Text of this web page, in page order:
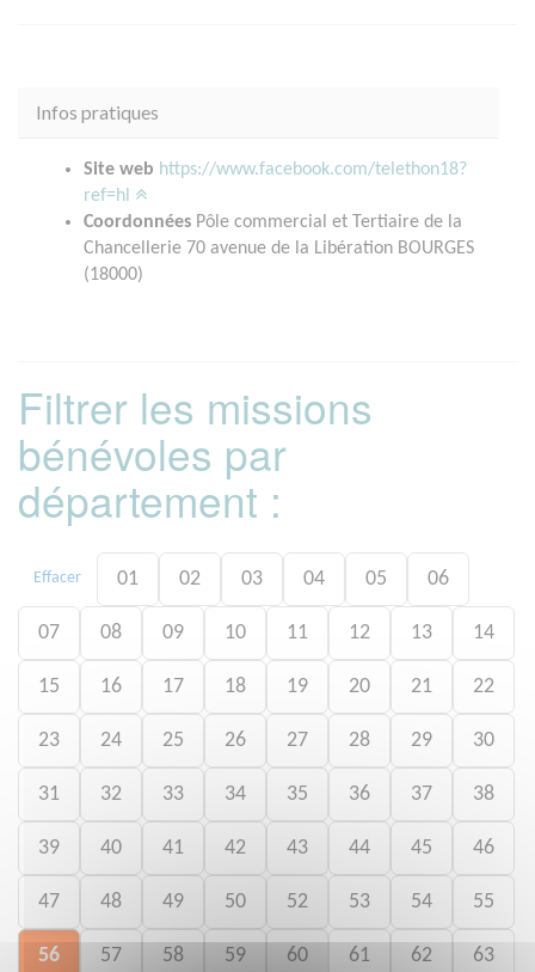
Infos pratiques
Site web https://www.facebook.com/telethon18?
ref=hl
Coordonnées Pôle commercial et Tertiaire de la
Chancellerie 70 avenue de la Libération BOURGES
(18000)
Filtrer les missions
bénévoles par
département :
Effacer 01 02 03 04 05 06
07 08 09 10 11 12 13 14
15 16 17 18 19 20 21 22
23 24 25 26 27 28 29 30
31 32 33 34 35 36 37 38
39 40 41 42 43 44 45 46
47 48 49 50 52 53 54 55
56 57 58 59 60 61 62 63